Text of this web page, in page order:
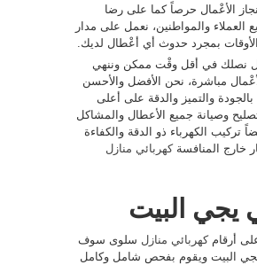
الأعْمال حرصاً كما على رضا
العملاء والمواطنين، نعمل على مدار
بمجرد حدوث أي أعْطال لديك.
نصلك في أقل وقْت ممكن وننهي
مباشرة، نحن الأفضل والأحسن
والتميز والدقة على أعلى
وصيانة جميع الأعطال والمشاكل
تركيب الكهرباء ذو الدقة والكفاءة
خارج المنافسةكهربائي منازل
يجي البيت
أرقامكهربائي منازل سلوى سوف
البيت ويقوم بفحص شامل وكامل